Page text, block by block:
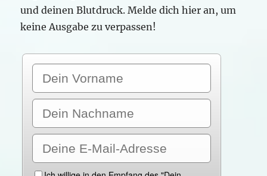
und deinen Blutdruck. Melde dich hier an, um
keine Ausgabe zu verpassen!